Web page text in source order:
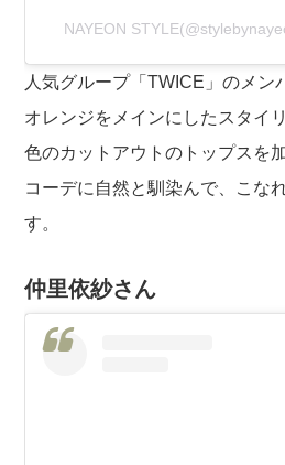
NAYEON
人気グループ「TWICE」のメン
オレンジをメインにしたスタイ
色のカットアウトのトップスを
コーデに自然と馴染んで、こな
す。
仲里依紗さん